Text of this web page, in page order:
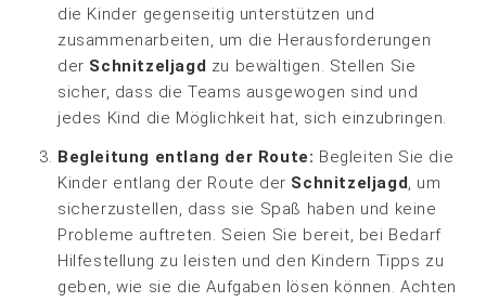
die Kinder gegenseitig unterstützen und
zusammenarbeiten, um die Herausforderungen
der Schnitzeljagd zu bewältigen. Stellen Sie
sicher, dass die Teams ausgewogen sind und
jedes Kind die Möglichkeit hat, sich einzubringen.
Begleitung entlang der Route: Begleiten Sie die
Kinder entlang der Route der Schnitzeljagd, um
sicherzustellen, dass sie Spaß haben und keine
Probleme auftreten. Seien Sie bereit, bei Bedarf
Hilfestellung zu leisten und den Kindern Tipps zu
geben, wie sie die Aufgaben lösen können. Achten